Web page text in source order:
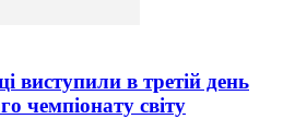
виступили в третій день
чемпіонату світу